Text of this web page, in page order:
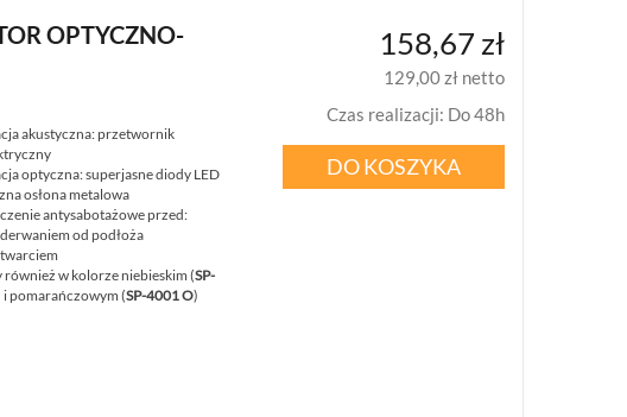
OPTYCZNO-
akustyczna: przetwornik
optyczna: superjasne diody LED
osłona metalowa
antysabotażowe przed:
od podłoża
również w kolorze niebieskim (SP-
i pomarańczowym (SP-4001 O)
158,67 zł
129,00 zł netto
Czas realizacji: Do 48h
DO KOSZYKA